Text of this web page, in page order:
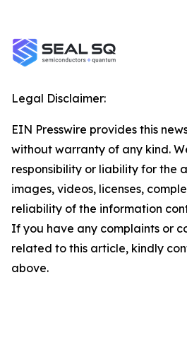
Legal Disclaimer:
EIN Presswire provides this
without warranty of any kind.
responsibility or liability for the
images, videos, licenses,
reliability of the information
If you have any complaints or
related to this article, kindly
above.